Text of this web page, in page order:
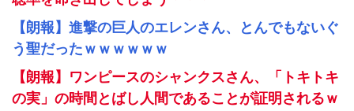
【朗報】進撃の巨人のエレンさん、とんでもないぐ
う聖だったｗｗｗｗｗｗ
【朗報】ワンピースのシャンクスさん、「トキトキ
の実」の時間とばし人間であることが証明されるｗ